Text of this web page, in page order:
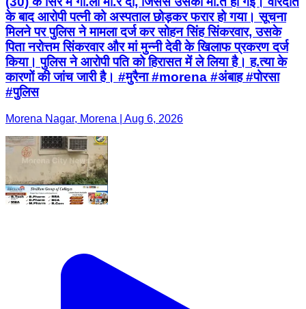
के बाद आरोपी पत्नी को अस्पताल छोड़कर फरार हो गया। सूचना
मिलने पर पुलिस ने मामला दर्ज कर सोहन सिंह सिंकरवार, उसके
पिता नरोत्तम सिंकरवार और मां मुन्नी देवी के खिलाफ प्रकरण दर्ज
किया। पुलिस ने आरोपी पति को हिरासत में ले लिया है। ह.त्या के
कारणों की जांच जारी है। #मुरैना #morena #अंबाह #पोरसा
#पुलिस
Morena Nagar, Morena | Aug 6, 2026